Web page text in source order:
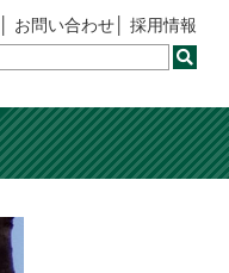
お問い合わせ 採用情報